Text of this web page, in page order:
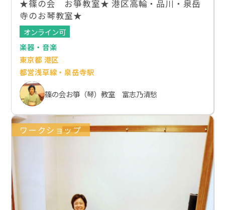
★篠の会 お箏教室★ 港区高輪・品川・泉岳
寺のお琴教室★
オンライン可
楽器・音楽
東京都 港区
都営浅草線・泉岳寺駅
篠の会お箏（琴）教室 富志乃清愁
ワークショップ